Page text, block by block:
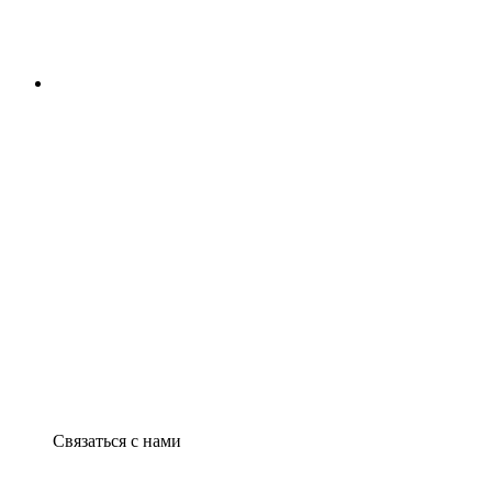
Связаться с нами